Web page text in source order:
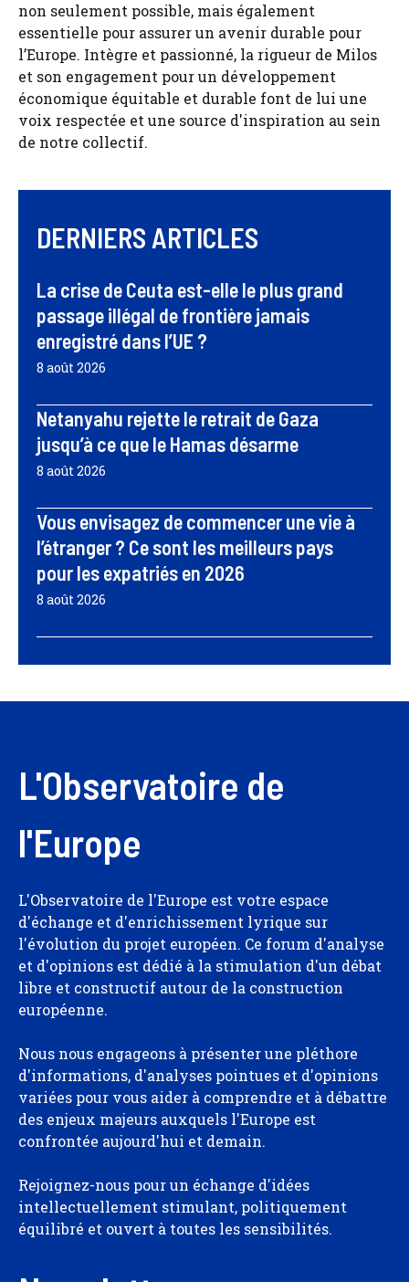
non seulement possible, mais également
essentielle pour assurer un avenir durable pour
l’Europe. Intègre et passionné, la rigueur de Milos
et son engagement pour un développement
économique équitable et durable font de lui une
voix respectée et une source d'inspiration au sein
de notre collectif.
DERNIERS ARTICLES
La crise de Ceuta est-elle le plus grand
passage illégal de frontière jamais
enregistré dans l’UE ?
8 août 2026
Netanyahu rejette le retrait de Gaza
jusqu’à ce que le Hamas désarme
8 août 2026
Vous envisagez de commencer une vie à
l’étranger ? Ce sont les meilleurs pays
pour les expatriés en 2026
8 août 2026
L'Observatoire de
l'Europe
L'Observatoire de l'Europe est votre espace
d'échange et d'enrichissement lyrique sur
l'évolution du projet européen. Ce forum d'analyse
et d'opinions est dédié à la stimulation d'un débat
libre et constructif autour de la construction
européenne.
Nous nous engageons à présenter une pléthore
d'informations, d'analyses pointues et d'opinions
variées pour vous aider à comprendre et à débattre
des enjeux majeurs auxquels l'Europe est
confrontée aujourd'hui et demain.
Rejoignez-nous pour un échange d'idées
intellectuellement stimulant, politiquement
équilibré et ouvert à toutes les sensibilités.